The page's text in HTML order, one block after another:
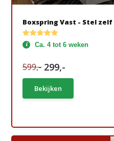
Boxspring Vast - Stel zelf
Ca. 4 tot 6 weken
599,- 299,-
Bekijken